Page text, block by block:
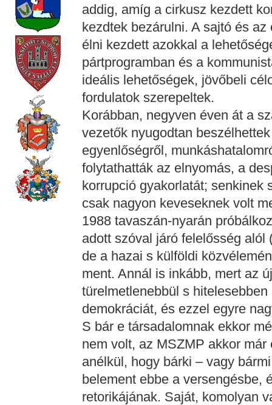
addig, amíg a cirkusz kezdett
kezdtek bezárulni. A sajtó és
élni kezdett azokkal a
pártprogramban és a
ideális lehetőségek, jövőbeli
fordulatok szerepeltek.
Korábban, negyven éven át a
vezetők nyugodtan
egyenlőségről,
folytathatták az elnyomás, a
korrupció gyakorlatát; senkinek
csak nagyon keveseknek volt
1988 tavaszán-nyarán
adott szóval járó felelősség alól
de a hazai s külföldi
ment. Annál is inkább, mert az
türelmetlenebbül s
demokráciát, és ezzel egyre
S bár e társadalomnak ekkor
nem volt, az MSZMP akkor
anélkül, hogy bárki – vagy
belement ebbe a versengésbe,
retorikájának. Saját, komolyan